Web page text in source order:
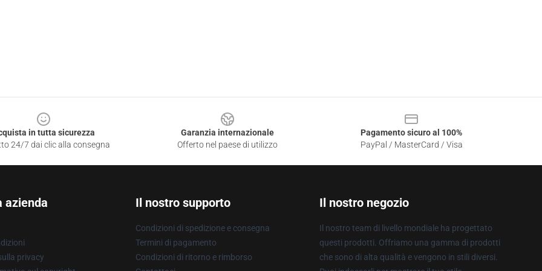
in tutta sicurezza
24/7 dai clic alla consegna
Garanzia internazionale
Offerto nel paese di utilizzo
Pagamento sicuro al 100%
PayPal / MasterCard / Visa
azienda
privacy
Il nostro supporto
Condizioni di spedizione e consegna
Termini di pagamento
Condizioni di ritorno e rimborso
Il nostro negozio
Il nostro team di livello mondiale ha progettato
questi prodotti. Offriamo una gamma di prodotti
che sono di alta qualità e vengono in stili diversi.